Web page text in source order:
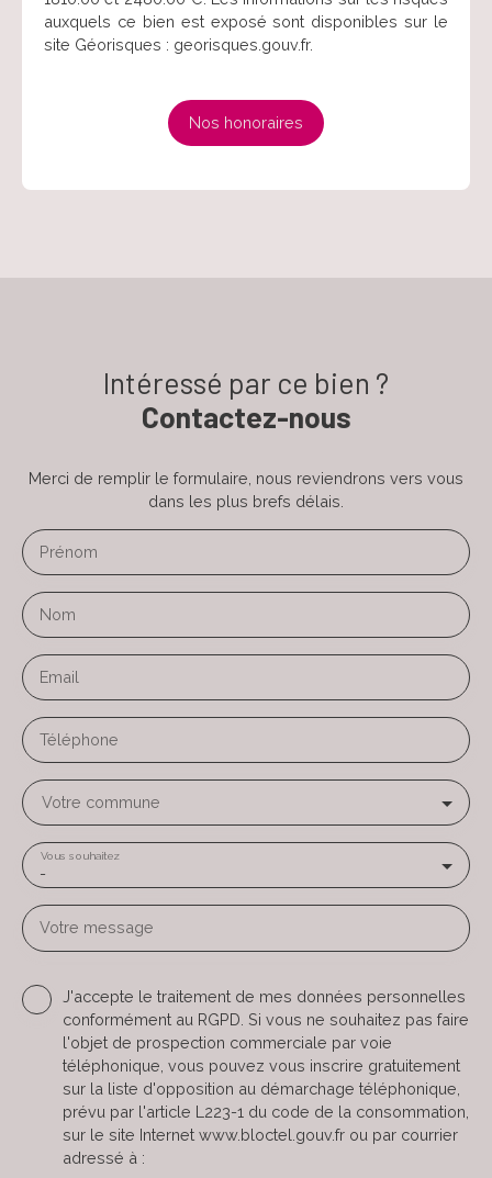
auxquels ce bien est exposé sont disponibles sur le
site Géorisques : georisques.gouv.fr.
Nos honoraires
Intéressé par ce bien ?
Contactez-nous
Merci de remplir le formulaire, nous reviendrons vers vous
dans les plus brefs délais.
Prénom
Nom
Email
Téléphone
Votre commune
-
Vous souhaitez
Votre message
J'accepte le traitement de mes données personnelles
conformément au RGPD. Si vous ne souhaitez pas faire
l'objet de prospection commerciale par voie
téléphonique, vous pouvez vous inscrire gratuitement
sur la liste d'opposition au démarchage téléphonique,
prévu par l'article L223-1 du code de la consommation,
sur le site Internet www.bloctel.gouv.fr ou par courrier
adressé à :